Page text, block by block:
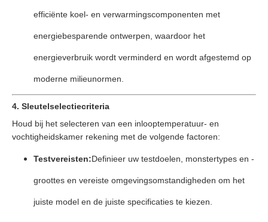
efficiënte koel- en verwarmingscomponenten met
energiebesparende ontwerpen, waardoor het
energieverbruik wordt verminderd en wordt afgestemd op
moderne milieunormen.
4. Sleutelselectiecriteria
Houd bij het selecteren van een inlooptemperatuur- en
vochtigheidskamer rekening met de volgende factoren:
Testvereisten:Definieer uw testdoelen, monstertypes en -
groottes en vereiste omgevingsomstandigheden om het
juiste model en de juiste specificaties te kiezen.